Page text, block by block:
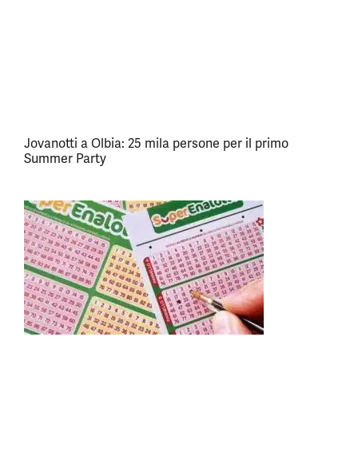
Jovanotti a Olbia: 25 mila persone per il primo
Summer Party